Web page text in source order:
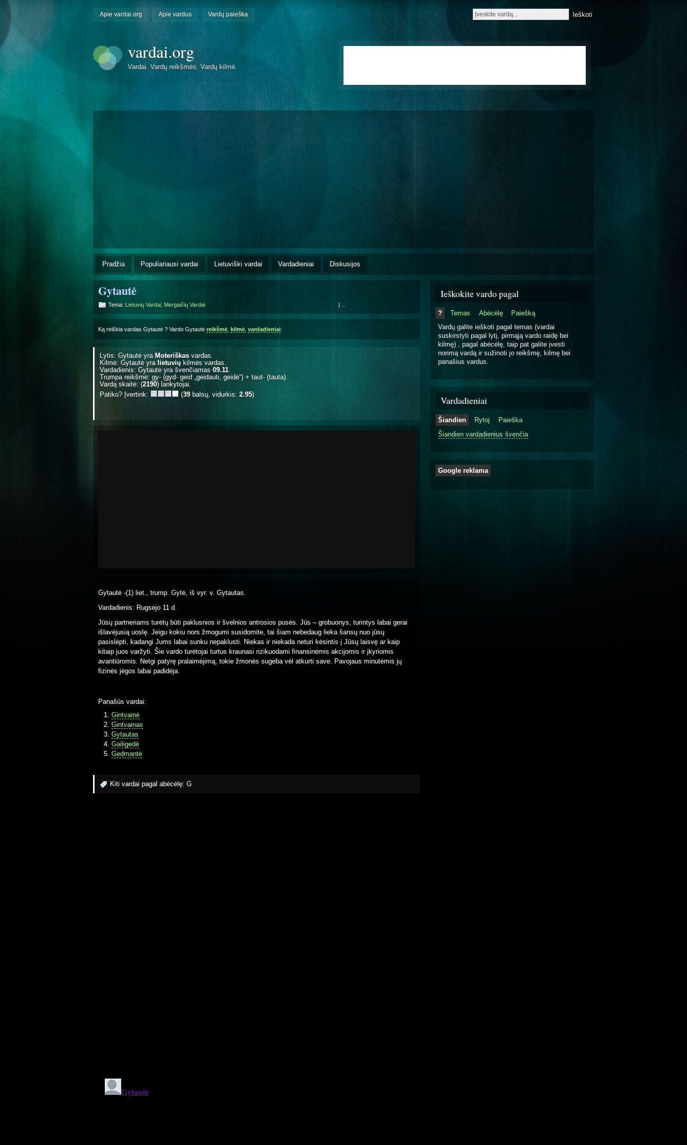
Apie vardai.org Apie vardus Vardų paieška
vardai.org
Vardai. Vardų reikšmės. Vardų kilmė.
Pradžia Populiariausi vardai Lietuviški vardai Vardadieniai Diskusijos
Gytautė
Tema: Lietuvių Vardai Mergaičių Vardai |
Ką reiškia vardas Gytautė ? Vardo Gytautė reikšmė kilmė vardadieniai:
Lytis: Gytautė yra Moteriškas vardas.
Kilmė: Gytautė yra lietuvių kilmės vardas.
Vardadienis: Gytautė yra švenčiamas 09.11
Trumpa reikšmė: gy- (gyd- geid „geidauti, geidė“) + taut- (tauta).
Vardą skaitė: (2190) lankytojai.
Patiko? Įvertink:
(39 balsų, vidurkis: 2.95)
Gytautė -(1) liet., trump. Gytė, iš vyr. v. Gytautas.
Vardadienis: Rugsėjo 11 d.
Jūsų partneriams turėtų būti paklusnios ir švelnios antrosios pusės. Jūs – grobuonys, turintys labai gerai
išlavėjusią uoslę. Jeigu kokiu nors žmogumi susidomite, tai šiam nebedaug lieka šansų nuo jūsų
pasislėpti, kadangi Jums labai sunku nepaklusti. Niekas ir niekada neturi kėsintis į Jūsų laisvę ar kaip
kitaip juos varžyti. Šie vardo turėtojai turtus kraunasi rizikuodami finansinėmis akcijomis ir įkyriomis
avantiūromis. Netgi patyrę pralaimėjimą, tokie žmonės sugeba vėl atkurti save. Pavojaus minutėmis jų
fizinės jėgos labai padidėja.
Panašūs vardai:
Gintvainė
Gintvainas
Gytautas
Gailigedė
Gedmantė
Kiti vardai pagal abėcėlę: G
Ieškokite vardo pagal
? Temas Abėcėlę
Paiešką
Vardų galite ieškoti pagal temas (vardai
suskirstyti pagal lytį, pirmąją vardo raidę bei
kilmę) , pagal abėcėlę, taip pat galite įvesti
norimą vardą ir sužinoti jo reikšmę, kilmę bei
panašius vardus.
Vardadieniai
Šiandien Rytoj
Paieška
Šiandien vardadienius švenčia
Google reklama